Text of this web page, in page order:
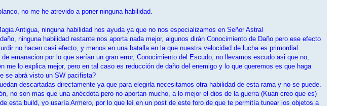
no me he atrevido a poner ninguna habilidad.
Antigua, ninguna habilidad nos ayuda ya que no nos especializamos en Señor Astral
ninguna habilidad restante nos aporta nada mejor, algunos dirán Conocimiento de Daño pero ese efecto
no hacen casi efecto, y menos en una batalla en la que nuestra velocidad de lucha es primordial.
emanacion por lo que serían un gran error, Conocimiento del Escudo, no llevamos escudo asi que no,
lo explica mejor, pero en tal caso es reducción de daño del enemigo y lo que queremos es que haga
se abrá visto un SW pacifista?
descartadas directamente ya que para elegirla necesitamos otra habilidad de esta rama y no se puede.
no son mas que una anécdota pero no aportan mucho, a lo mejor el dios de la guerra (Kuan creo que es)
esta build, yo usaría Armero, por lo que leí en un post de este foro de que te permitía tunear los objetos a